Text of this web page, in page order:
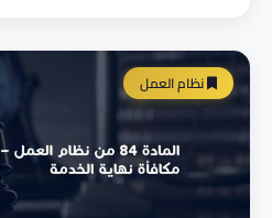
نظام العمل